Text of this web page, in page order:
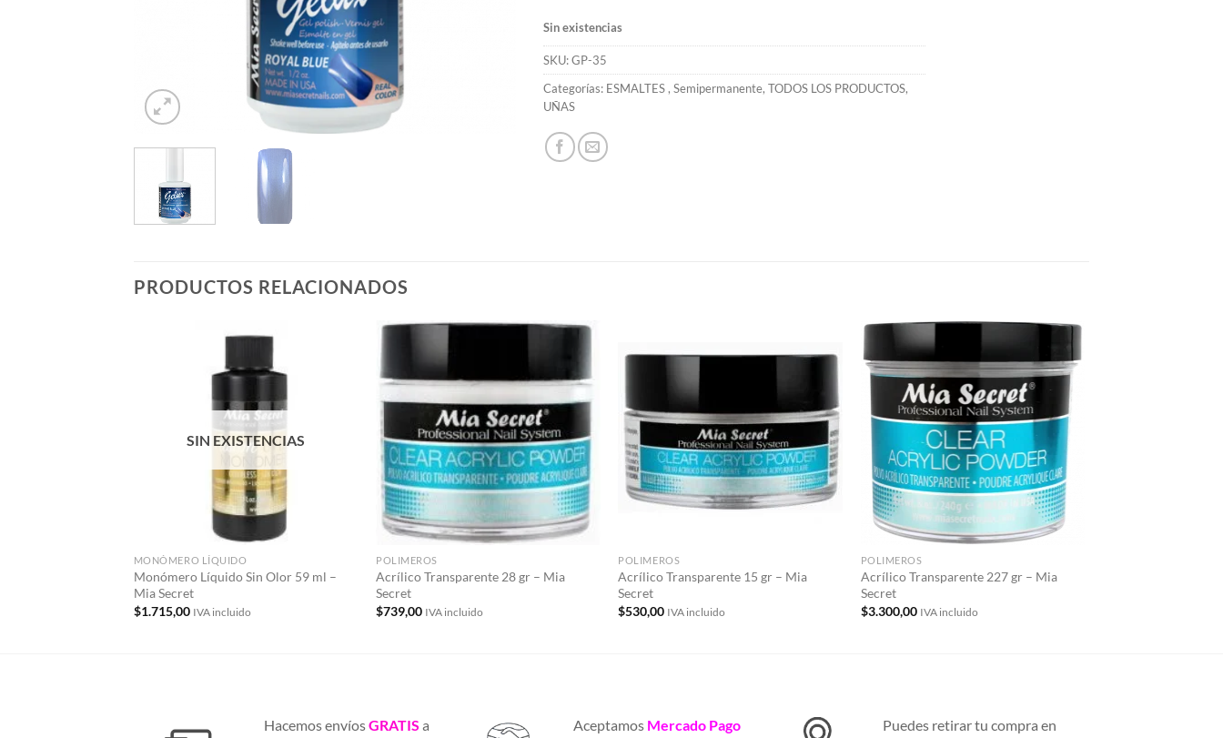
Sin existencias
SKU:GP-35
Categorías: ESMALTES, Semipermanente, TODOS LOS PRODUCTOS,
UÑAS
PRODUCTOS RELACIONADOS
SIN EXISTENCIAS
MONÓMERO LÍQUIDO
Monómero Líquido Sin Olor 59 ml –
Mia Secret
$1.715,00 IVA incluido
a la
deseos
POLIMEROS
Acrílico Transparente 28 gr – Mia
Secret
$739,00 IVA incluido
deseos
POLIMEROS
Acrílico Transparente 15 gr – Mia
Secret
$530,00 IVA incluido
Añadir
lista de
POLIMEROS
Acrílico Transparente 227 gr – Mia
Secret
$3.300,00 IVA incluido
Hacemos envíosGRATIS a
Aceptamos Mercado Pago
Puedes retirar tu compra en